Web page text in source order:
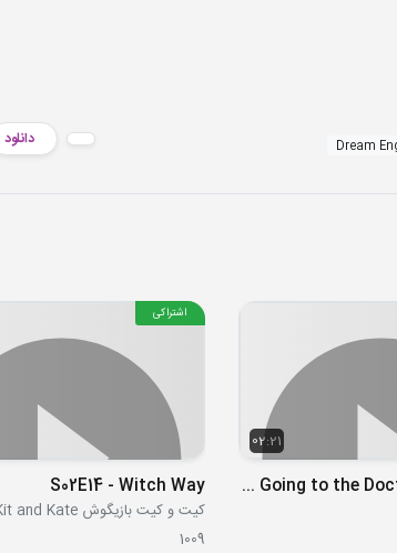
Dream
دانلود
02:21
No No Rub Your Eyes Going to the Doctor Good Habits
اشتراکی
S02E14 - Witch Way
کیت و کیت بازیگوش Kit and Kate
1009